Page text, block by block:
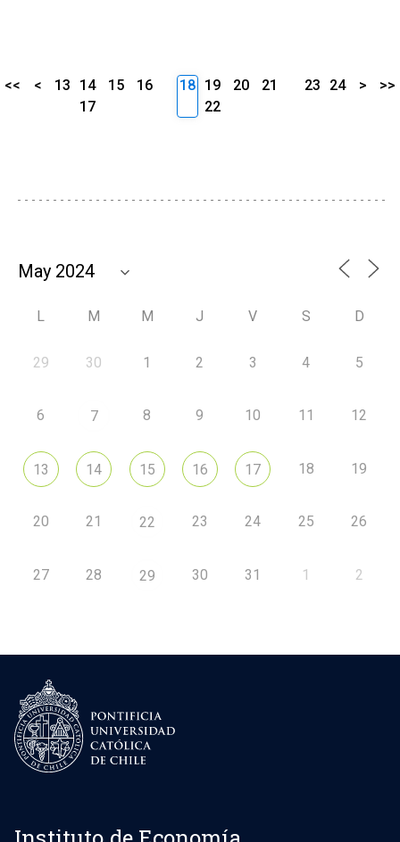
<< < 13 14 15
16
17
18 19 20
21
22
23 24 > >>
L M M J V S D
29 30 1 2 3 4 5
6 7 8 9 10 11 12
13 14 15 16 17 18 19
20 21 22 23 24 25 26
27 28 29 30 31 1 2